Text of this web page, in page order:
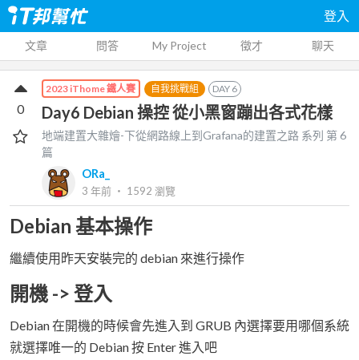
登入
文章 問答 My Project 徵才 聊天
2023 iThome 鐵人賽 自我挑戰組 DAY 6
Day6 Debian 操控 從小黑窗蹦出各式花樣
地端建置大雜燴-下從網路線上到Grafana的建置之路 系列 第6
篇
ORa_
3 年前 ‧ 1592 瀏覽
0
Debian 基本操作
繼續使用昨天安裝完的 debian 來進行操作
開機 -> 登入
Debian 在開機的時候會先進入到 GRUB 內選擇要用哪個系統
就選擇唯一的 Debian 按 Enter 進入吧